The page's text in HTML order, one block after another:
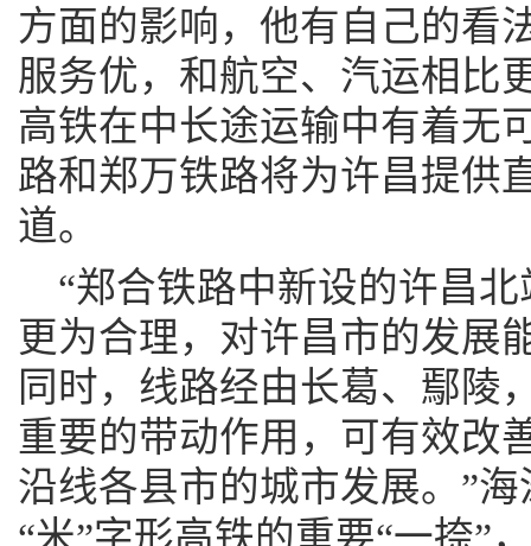
方面的影响，他有自己的看
服务优，和航空、汽运相比
高铁在中长途运输中有着无
路和郑万铁路将为许昌提供
道。
“郑合铁路中新设的许昌
更为合理，对许昌市的发展
同时，线路经由长葛、鄢陵
重要的带动作用，可有效改
沿线各县市的城市发展。”
“米”字形高铁的重要“一捺”